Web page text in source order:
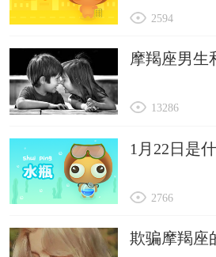
2594
摩羯座男生
13286
1月22日是
2766
欺骗摩羯座